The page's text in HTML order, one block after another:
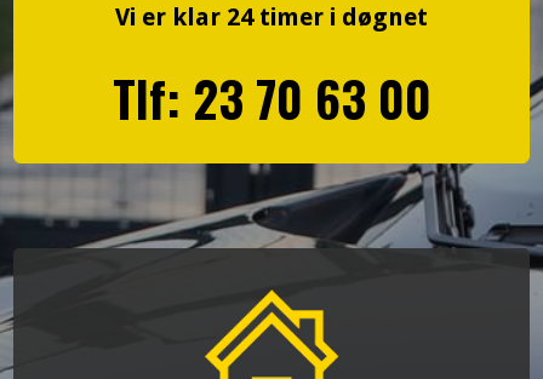
Vi er klar 24 timer i døgne​t
Tlf: 23 70 63 00